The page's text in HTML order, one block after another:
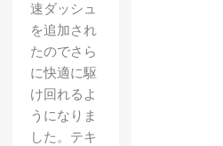
速ダッシュ
を追加され
たのでさら
に快適に駆
け回れるよ
うになりま
した。テキ